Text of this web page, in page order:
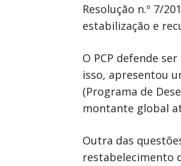
Resolução n.º 7/
estabilização e
O PCP defende
isso, apresentou
(Programa de
montante global
Outra das
restabelecimento